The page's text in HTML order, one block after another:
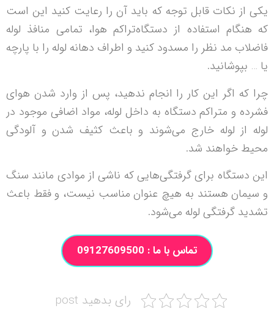
یکی از نکات قابل توجه که باید آن را رعایت کنید این است
که هنگام استفاده از دستگاه‌تراکم هوا، تمامی منافذ لوله
فاضلاب مد نظر را مسدود کنید و اطراف دهانه لوله را با پارچه
یا … بپوشانید.
چرا که اگر این کار را انجام ندهید، پس از وارد شدن هوای
فشرده و متراکم دستگاه به داخل لوله، مواد اضافی موجود در
لوله از لوله خارج می‌شوند و باعث کثیف شدن و آلودگی
محیط خواهند شد.
این دستگاه برای گرفتگی‌هایی که ناشی از موادی مانند سنگ
و سیمان هستند به هیچ عنوان مناسب نیست، و فقط باعث
تشدید گرفتگی لوله می‌شود.
تماس با ما : 09127609500
رای بدهید post